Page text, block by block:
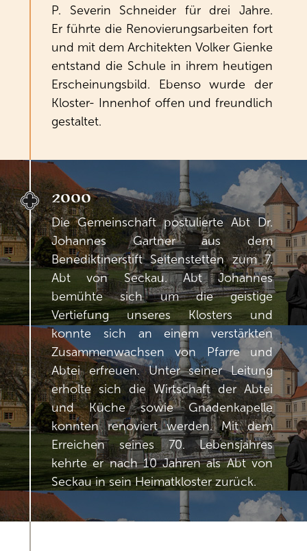
P. Severin Schneider für drei Jahre.
Er führte die Renovierungsarbeiten fort
und mit dem Architekten Volker Gienke
entstand die Schule in ihrem heutigen
Erscheinungsbild. Ebenso wurde der
Kloster- Innenhof offen und freundlich
gestaltet.
2000
Die Gemeinschaft postulierte Abt Dr.
Johannes Gartner aus dem
Benediktinerstift Seitenstetten zum 7.
Abt von Seckau. Abt Johannes
bemühte sich um die geistige
Vertiefung unseres Klosters und
konnte sich an einem verstärkten
Zusammenwachsen von Pfarre und
Abtei erfreuen. Unter seiner Leitung
erholte sich die Wirtschaft der Abtei
und Küche sowie Gnadenkapelle
konnten renoviert werden. Mit dem
Erreichen seines 70. Lebensjahres
kehrte er nach 10 Jahren als Abt von
Seckau in sein Heimatkloster zurück.